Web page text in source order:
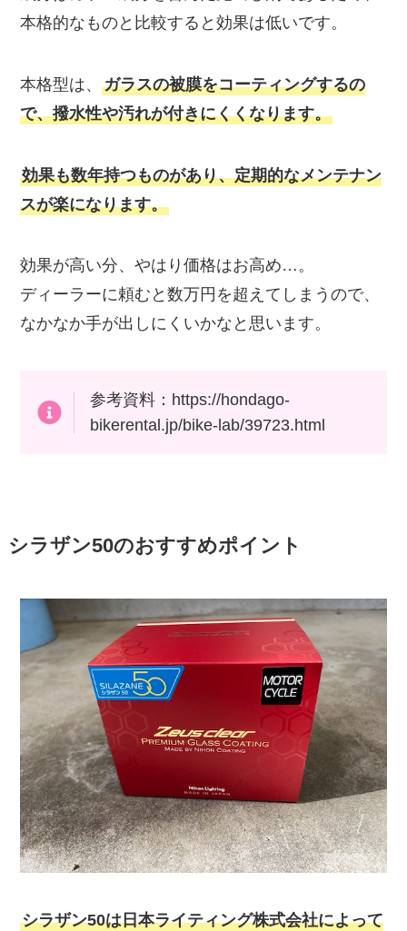
本格的なものと比較すると効果は低いです。
本格型は、ガラスの被膜をコーティングするの
で、撥水性や汚れが付きにくくなります。
効果も数年持つものがあり、定期的なメンテナン
スが楽になります。
効果が高い分、やはり価格はお高め…。
ディーラーに頼むと数万円を超えてしまうので、
なかなか手が出しにくいかなと思います。
参考資料：https://hondago-
bikerental.jp/bike-lab/39723.html
シラザン50のおすすめポイント
シラザン50は日本ライティング株式会社によって